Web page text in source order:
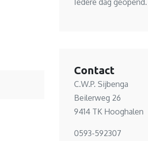
Contact
C.W.P. Sijbenga
Beilerweg 26
9414 TK Hooghalen
0593-592307